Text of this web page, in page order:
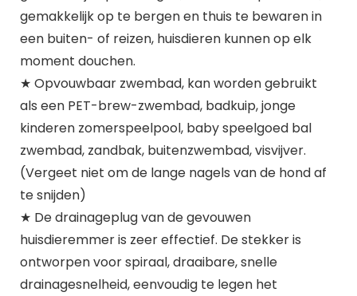
gemakkelijk op te bergen en thuis te bewaren in
een buiten- of reizen, huisdieren kunnen op elk
moment douchen.
★ Opvouwbaar zwembad, kan worden gebruikt
als een PET-brew-zwembad, badkuip, jonge
kinderen zomerspeelpool, baby speelgoed bal
zwembad, zandbak, buitenzwembad, visvijver.
(Vergeet niet om de lange nagels van de hond af
te snijden)
★ De drainageplug van de gevouwen
huisdieremmer is zeer effectief. De stekker is
ontworpen voor spiraal, draaibare, snelle
drainagesnelheid, eenvoudig te legen het